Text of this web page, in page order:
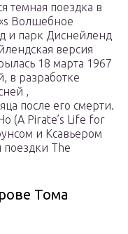
темная поездка в
Волшебное
и парк Диснейленд
версия
18 марта 1967
в разработке
,
после его смерти.
(A Pirate’s Life for
и Ксавьером
поездки The
Тома